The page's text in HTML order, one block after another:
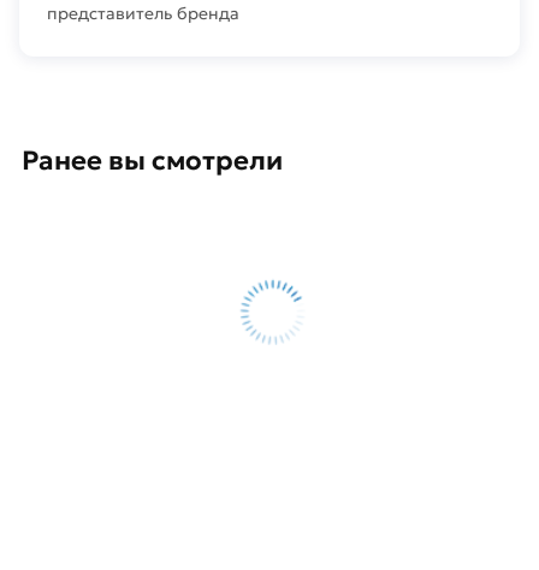
представитель бренда
Ранее вы смотрели